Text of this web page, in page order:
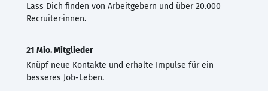
Lass Dich finden von Arbeitgebern und über 20.000
Recruiter·innen.
21 Mio. Mitglieder
Knüpf neue Kontakte und erhalte Impulse für ein
besseres Job-Leben.